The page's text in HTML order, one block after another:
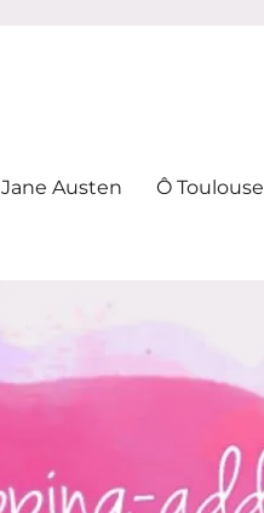
Jane Austen Ô Toulouse